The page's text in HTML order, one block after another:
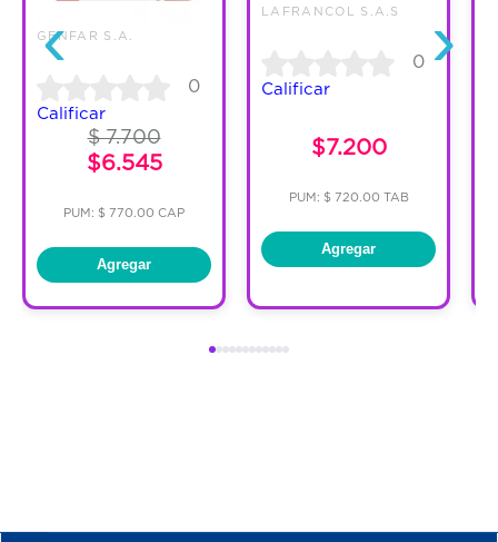
‹
GENFAR S.A.
0
Calificar
$ 7.700
$6.545
PUM: $ 770.00 CAP
Agregar
LAFRANCOL S.A.S
0
Calificar
$7.200
PUM: $ 720.00 TAB
Agregar
›